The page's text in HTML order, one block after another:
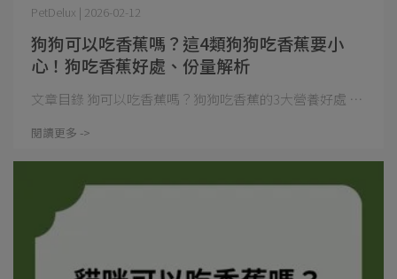
狗狗可以吃香蕉嗎？這4類狗狗吃香蕉要小
心！狗吃香蕉好處、份量解析
PetDelux | 2026-02-12
文章目錄 狗可以吃香蕉嗎？狗狗吃香蕉的3大營養好處 ⋯
閱讀更多 ->